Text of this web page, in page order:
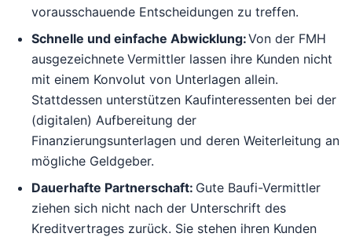
vorausschauende Entscheidungen zu treffen.
Schnelle und einfache Abwicklung:Von der FMH
ausgezeichnete Vermittler lassen ihre Kunden nicht
mit einem Konvolut von Unterlagen allein.
Stattdessen unterstützen Kaufinteressenten bei der
(digitalen) Aufbereitung der
Finanzierungsunterlagen und deren Weiterleitung an
mögliche Geldgeber.
Dauerhafte Partnerschaft: Gute Baufi-Vermittler
ziehen sich nicht nach der Unterschrift des
Kreditvertrages zurück. Sie stehen ihren Kunden